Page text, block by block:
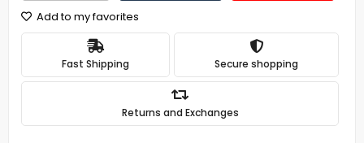
Add to my favorites
Fast Shipping Secure shopping
Returns and Exchanges